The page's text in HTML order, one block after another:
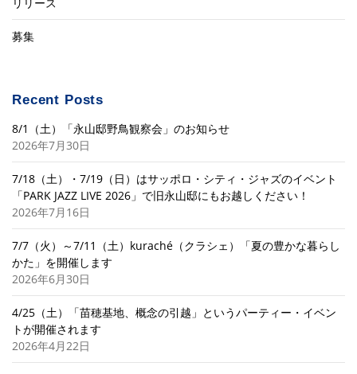
募集
Recent Posts
8/1（土）「永山邸野鳥観察会」のお知らせ
2026年7月30日
7/18（土）・7/19（日）はサッポロ・シティ・ジャズのイベント
「PARK JAZZ LIVE 2026」で旧永山邸にもお越しください！
2026年7月16日
7/7（火）～7/11（土）kuraché（クラシェ）「夏の豊かな暮らし
かた」を開催します
2026年6月30日
4/25（土）「苗穂基地、概念の引越」というパーティー・イベン
トが開催されます
2026年4月22日